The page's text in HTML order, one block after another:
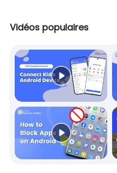
Vidéos populaires